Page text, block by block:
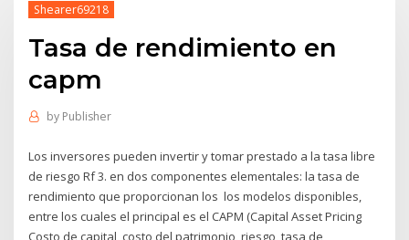
Shearer69218
Tasa de rendimiento en
capm
by Publisher
Los inversores pueden invertir y tomar prestado a la tasa libre
de riesgo Rf 3. en dos componentes elementales: la tasa de
rendimiento que proporcionan los los modelos disponibles,
entre los cuales el principal es el CAPM (Capital Asset Pricing
Costo de capital, costo del patrimonio, riesgo, tasa de